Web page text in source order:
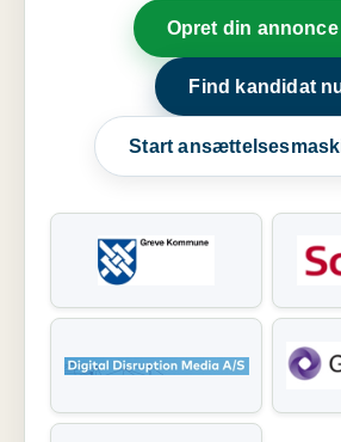
Opret din annonce
Find kandidat
Start